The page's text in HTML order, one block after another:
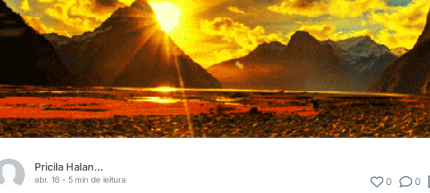
Pricila Halana Melchior
abr. 16 - 5 min de leitura 0 0